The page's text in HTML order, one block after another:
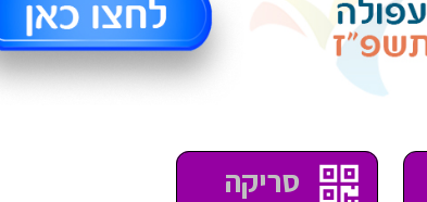
סריקה